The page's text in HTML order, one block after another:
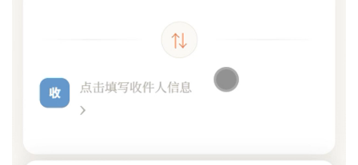
杂任务中的稳定性与持续执行能力更具实际意义。
可以从以下三个核心维度来理解这一版本的升级点：
1. 长程执行能力：迈入工程级推理
从官方 benchmark 来看，K2.6 在 SWE-Bench